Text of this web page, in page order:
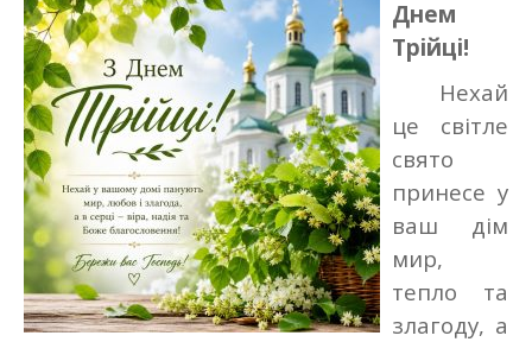
Днем
Трійці!
Нехай
це світле
свято
принесе у
ваш дім
мир,
тепло та
злагоду, а